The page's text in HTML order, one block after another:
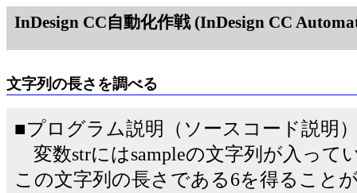
InDesign CC自動化作戦 (InDesign CC
文字列の長さを調べる
■プログラム説明（ソースコード説明
変数strにはsampleの文字列が入って
この文字列の長さである6を得ること